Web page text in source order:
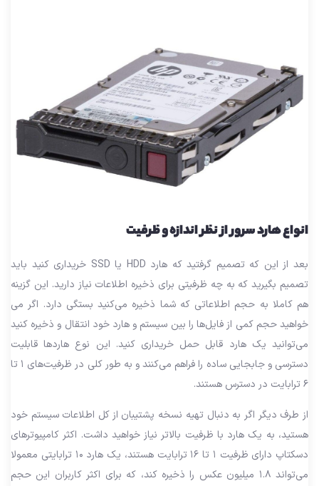
انواع هارد سرور از نظر اندازه و ظرفیت
بعد از این که تصمیم گرفتید که هارد HDD یا SSD خریداری کنید باید
تصمیم بگیرید که به چه ظرفیتی برای ذخیره اطلاعات نیاز دارید. این گزینه
هم کاملا به حجم اطلاعاتی که شما ذخیره می‌کنید بستگی دارد. اگر می
خواهید حجم کمی از فایل‌ها را بین سیستم و هارد خود انتقال و ذخیره کنید
می‌توانید یک هارد قابل حمل خریداری کنید. این نوع هاردها قابلیت
دسترسی و جابجایی ساده را فراهم می‌کنند و به طور کلی در ظرفیت‌های ۱ تا
۶ ترابایت در دسترس هستند.
از طرف دیگر اگر به دنبال تهیه نسخه پشتیبان از کل اطلاعات سیستم خود
هستید، به یک هارد با ظرفیت بالاتر نیاز خواهید داشت. اکثر کامپیوترهای
دسکتاپ دارای ظرفیت ۱ تا ۱۶ ترابایت هستند، یک هارد ۱۰ ترابایتی معمولا
می‌تواند ۱.۸ میلیون عکس را ذخیره کند، که برای اکثر کاربران این حجم